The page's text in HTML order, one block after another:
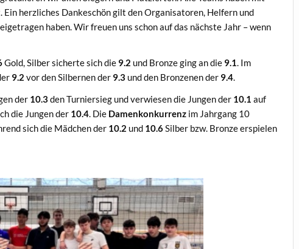
herzliches Dankeschön gilt den Organisatoren, Helfern und
haben. Wir freuen uns schon auf das nächste Jahr – wenn
Gold, Silber sicherte sich die 9.2 und Bronze ging an die 9.1. Im
9.2 vor den Silbernen der 9.3 und den Bronzenen der 9.4.
der 10.3den Turniersieg und verwiesen die Jungen der 10.1 auf
die Jungen der 10.4 . Die Damenkonkurrenz im Jahrgang 10
sich die Mädchen der 10.2 und 10.6 Silber bzw. Bronze erspielen